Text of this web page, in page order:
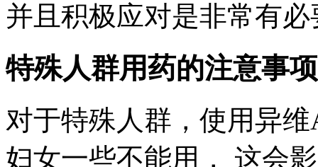
并且积极应对是非常有必
特殊人群用药的注意事项
对于特殊人群，使用异
妇女一些不能用， 这会